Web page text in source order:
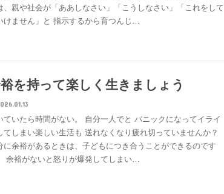
、親や社会が「ああしなさい」「こうしなさい」「これをして
けません」と 指示するから育つんじ…
を持って楽しく生きましょう
ていたら時間がない。 自分一人でと パニックになってイライ
てしまい楽しい生活も 送れなくなり疲れ切っていませんか？
に余裕があるときは、子どもにつき合うことができるのです
余裕がないと怒りが爆発してしまい…